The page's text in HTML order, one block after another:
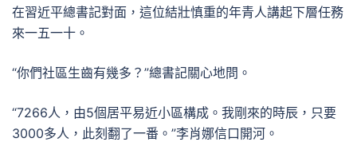
在習近平總書記對面，這位結壯慎重的年青人講起下層任務
來一五一十。
“你們社區生齒有幾多？”總書記關心地問。
“7266人，由5個居平易近小區構成。我剛來的時辰，只要
3000多人，此刻翻了一番。”李肖娜信口開河。